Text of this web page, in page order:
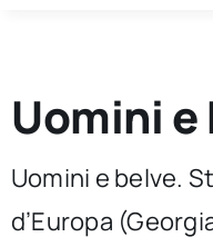
Sezioni
Uomini e
Uomini e belve.
d’Europa